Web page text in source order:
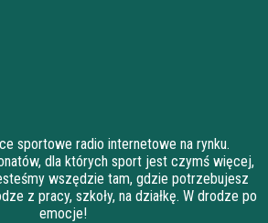
sportowe radio internetowe na rynku.
dla których sport jest czymś więcej,
wszędzie tam, gdzie potrzebujesz
z pracy, szkoły, na działkę. W drodze po
emocje!